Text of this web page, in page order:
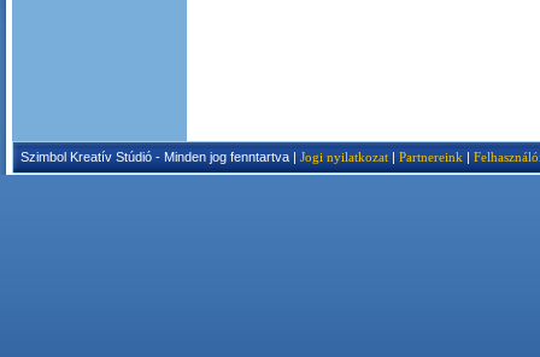
Szimbol Kreatív Stúdió - Minden jog fenntartva | Jogi nyilatkozat | Partnereink |